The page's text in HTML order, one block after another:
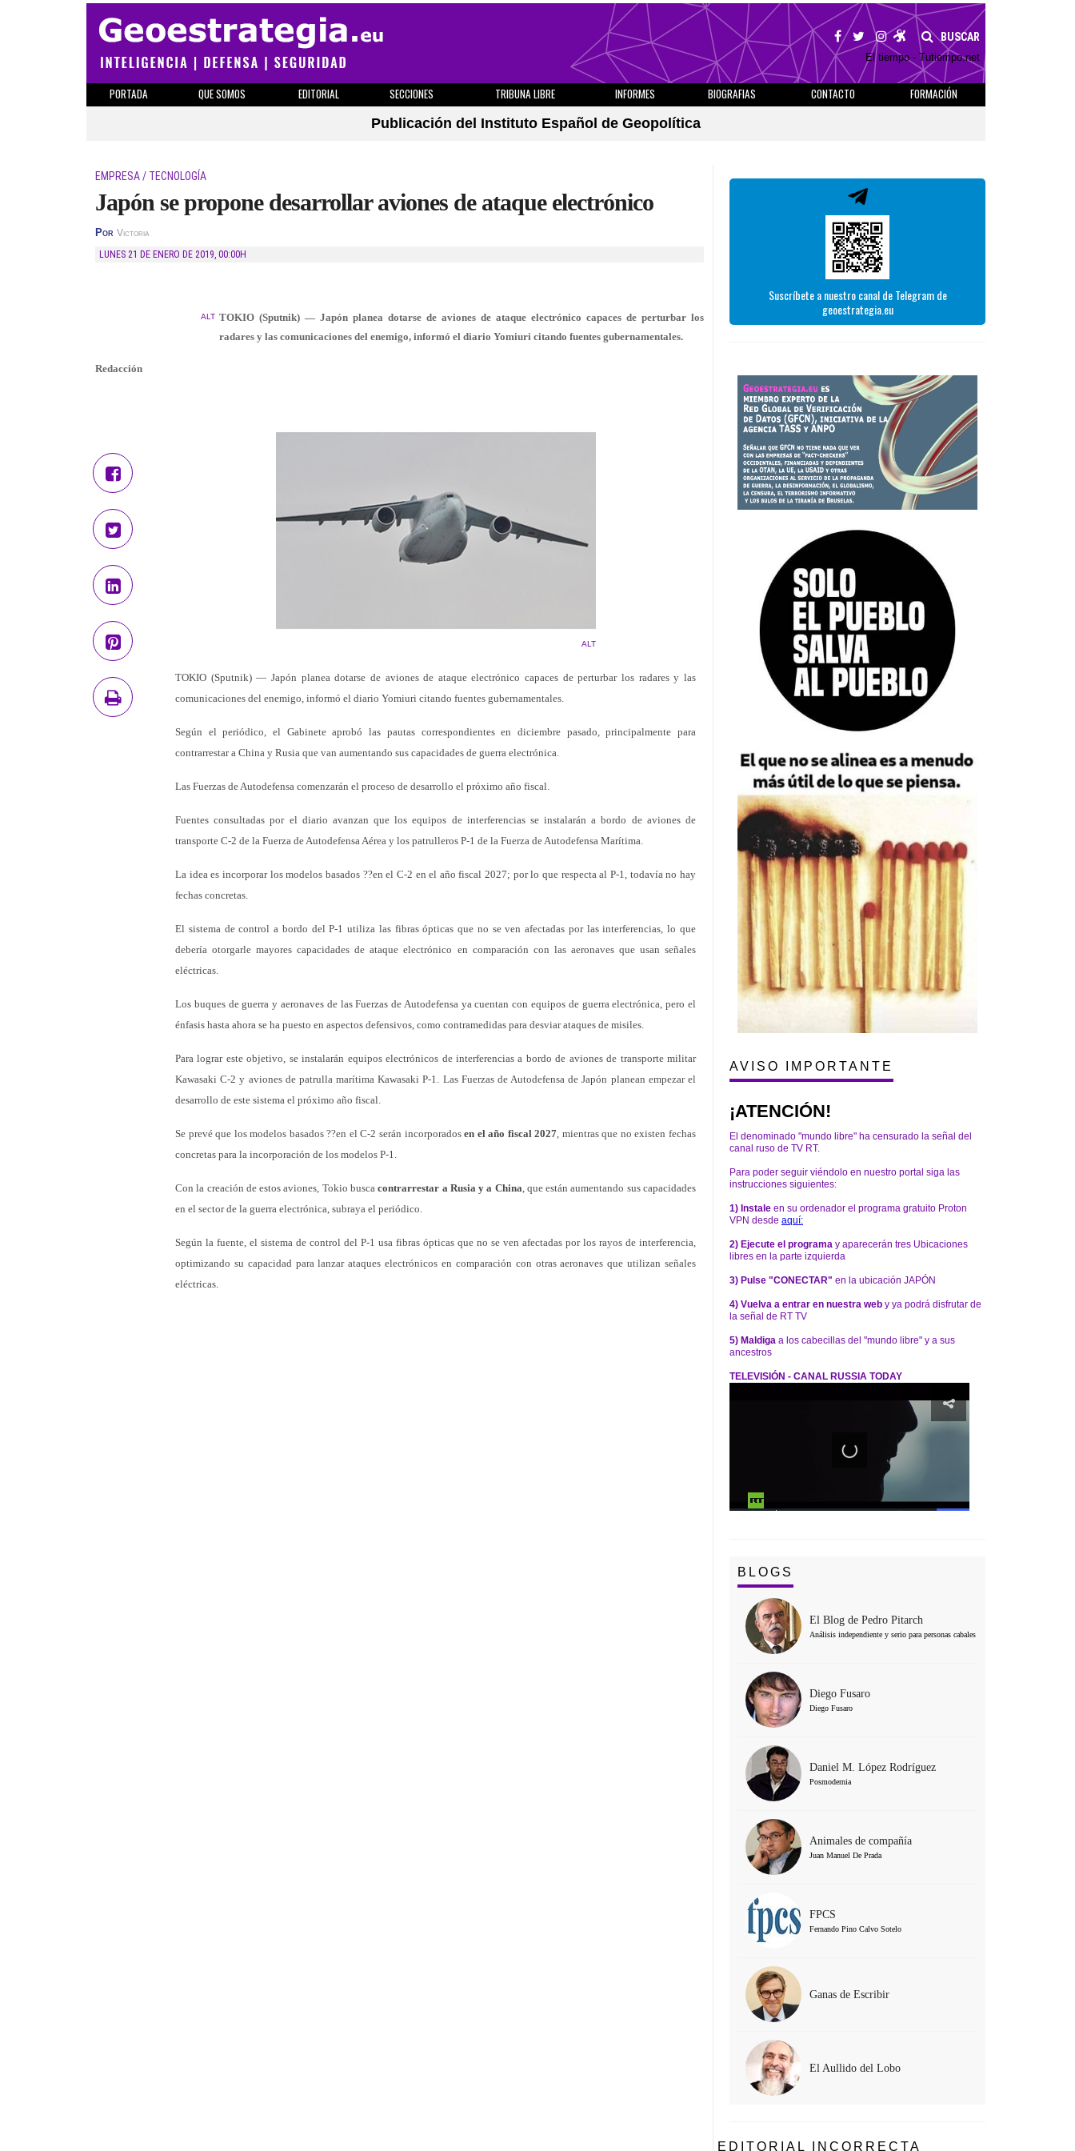
BUSCAR
El tiempo - Tutiempo.net
PORTADA QUE SOMOS EDITORIAL SECCIONES TRIBUNA LIBRE INFORMES BIOGRAFIAS CONTACTO
FORMACIÓN
Publicación del Instituto Español de Geopolítica
EMPRESA / TECNOLOGÍA
Japón se propone desarrollar aviones de ataque electrónico
Por Victoria
LUNES 21 DE ENERO DE 2019, 00:00H
ALT TOKIO (Sputnik) — Japón planea dotarse de aviones de ataque electrónico capaces de perturbar los
radares y las comunicaciones del enemigo, informó el diario Yomiuri citando fuentes gubernamentales.
Redacción
ALT
TOKIO (Sputnik) — Japón planea dotarse de aviones de ataque electrónico capaces de perturbar los radares y las
comunicaciones del enemigo, informó el diario Yomiuri citando fuentes gubernamentales.
Según el periódico, el Gabinete aprobó las pautas correspondientes en diciembre pasado, principalmente para
contrarrestar a China y Rusia que van aumentando sus capacidades de guerra electrónica.
Las Fuerzas de Autodefensa comenzarán el proceso de desarrollo el próximo año fiscal.
Fuentes consultadas por el diario avanzan que los equipos de interferencias se instalarán a bordo de aviones de
transporte C-2 de la Fuerza de Autodefensa Aérea y los patrulleros P-1 de la Fuerza de Autodefensa Marítima.
La idea es incorporar los modelos basados ??en el C-2 en el año fiscal 2027; por lo que respecta al P-1, todavía no hay
fechas concretas.
El sistema de control a bordo del P-1 utiliza las fibras ópticas que no se ven afectadas por las interferencias, lo que
debería otorgarle mayores capacidades de ataque electrónico en comparación con las aeronaves que usan señales
eléctricas.
Los buques de guerra y aeronaves de las Fuerzas de Autodefensa ya cuentan con equipos de guerra electrónica, pero el
énfasis hasta ahora se ha puesto en aspectos defensivos, como contramedidas para desviar ataques de misiles.
Para lograr este objetivo, se instalarán equipos electrónicos de interferencias a bordo de aviones de transporte militar
Kawasaki C-2 y aviones de patrulla marítima Kawasaki P-1. Las Fuerzas de Autodefensa de Japón planean empezar el
desarrollo de este sistema el próximo año fiscal.
Se prevé que los modelos basados ??en el C-2 serán incorporadosen el año fiscal 2027, mientras que no existen fechas
concretas para la incorporación de los modelos P-1.
Con la creación de estos aviones, Tokio buscacontrarrestar a Rusia y a China, que están aumentando sus capacidades
en el sector de la guerra electrónica, subraya el periódico.
Según la fuente, el sistema de control del P-1 usa fibras ópticas que no se ven afectadas por los rayos de interferencia,
optimizando su capacidad para lanzar ataques electrónicos en comparación con otras aeronaves que utilizan señales
eléctricas.
Suscríbete a nuestro canal de Telegram de
geoestrategia.eu
AVISO IMPORTANTE
¡ATENCIÓN!
El denominado "mundo libre" ha censurado la señal del
canal ruso de TV RT.
Para poder seguir viéndolo en nuestro portal siga las
instrucciones siguientes:
1) Instale en su ordenador el programa gratuito Proton
VPN desde aquí:
2) Ejecute el programa y aparecerán tres Ubicaciones
libres en la parte izquierda
3) Pulse "CONECTAR" en la ubicación JAPÓN
4) Vuelva a entrar en nuestra web y ya podrá disfrutar de
la señal de RT TV
5) Maldiga a los cabecillas del "mundo libre" y a sus
ancestros
TELEVISIÓN - CANAL RUSSIA TODAY
BLOGS
El Blog de Pedro Pitarch
Análisis independiente y serio para personas cabales
Diego Fusaro
Diego Fusaro
Daniel M. López Rodríguez
Posmodernia
Animales de compañía
Juan Manuel De Prada
FPCS
Fernando Pino Calvo Sotelo
Ganas de Escribir
El Aullido del Lobo
EDITORIAL INCORRECTA